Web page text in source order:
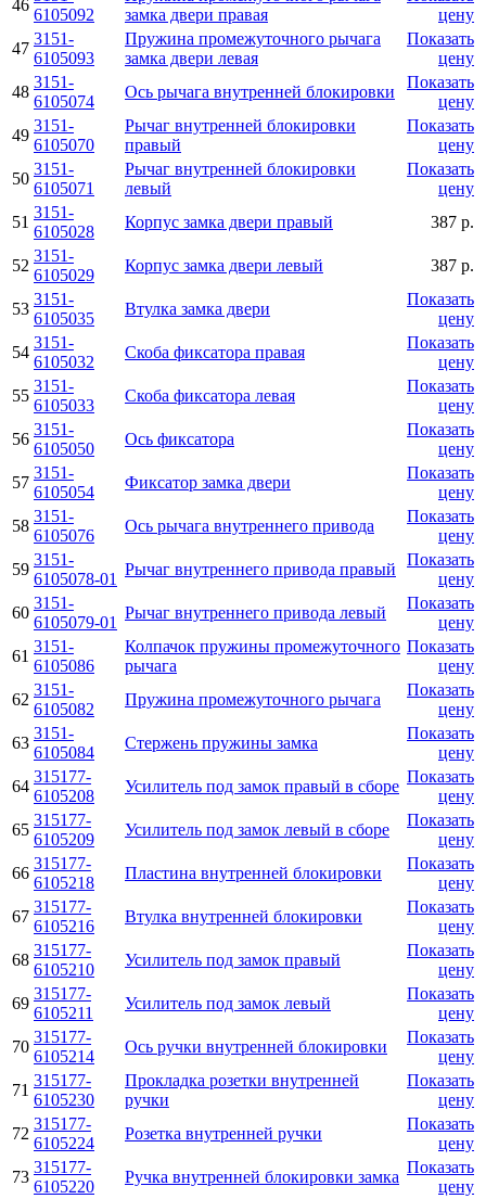
46
6105092
замка двери правая
цену
47
3151-
6105093
Пружина промежуточного рычага
замка двери левая
Показать
цену
48
3151-
6105074
Ось рычага внутренней блокировки
Показать
цену
49
3151-
6105070
Рычаг внутренней блокировки
правый
Показать
цену
50
3151-
6105071
Рычаг внутренней блокировки
левый
Показать
цену
51
3151-
6105028
Корпус замка двери правый 387 р.
52
3151-
6105029
Корпус замка двери левый 387 р.
53
3151-
6105035
Втулка замка двери
Показать
цену
54
3151-
6105032
Скоба фиксатора правая
Показать
цену
55
3151-
6105033
Скоба фиксатора левая
Показать
цену
56
3151-
6105050
Ось фиксатора
Показать
цену
57
3151-
6105054
Фиксатор замка двери
Показать
цену
58
3151-
6105076
Ось рычага внутреннего привода
Показать
цену
59
3151-
6105078-01
Рычаг внутреннего привода правый
Показать
цену
60
3151-
6105079-01
Рычаг внутреннего привода левый
Показать
цену
61
3151-
6105086
Колпачок пружины промежуточного
рычага
Показать
цену
62
3151-
6105082
Пружина промежуточного рычага
Показать
цену
63
3151-
6105084
Стержень пружины замка
Показать
цену
64
315177-
6105208
Усилитель под замок правый в сборе
Показать
цену
65
315177-
6105209
Усилитель под замок левый в сборе
Показать
цену
66
315177-
6105218
Пластина внутренней блокировки
Показать
цену
67
315177-
6105216
Втулка внутренней блокировки
Показать
цену
68
315177-
6105210
Усилитель под замок правый
Показать
цену
69
315177-
6105211
Усилитель под замок левый
Показать
цену
70
315177-
6105214
Ось ручки внутренней блокировки
Показать
цену
71
315177-
6105230
Прокладка розетки внутренней
ручки
Показать
цену
72
315177-
6105224
Розетка внутренней ручки
Показать
цену
73
315177-
6105220
Ручка внутренней блокировки замка
Показать
цену